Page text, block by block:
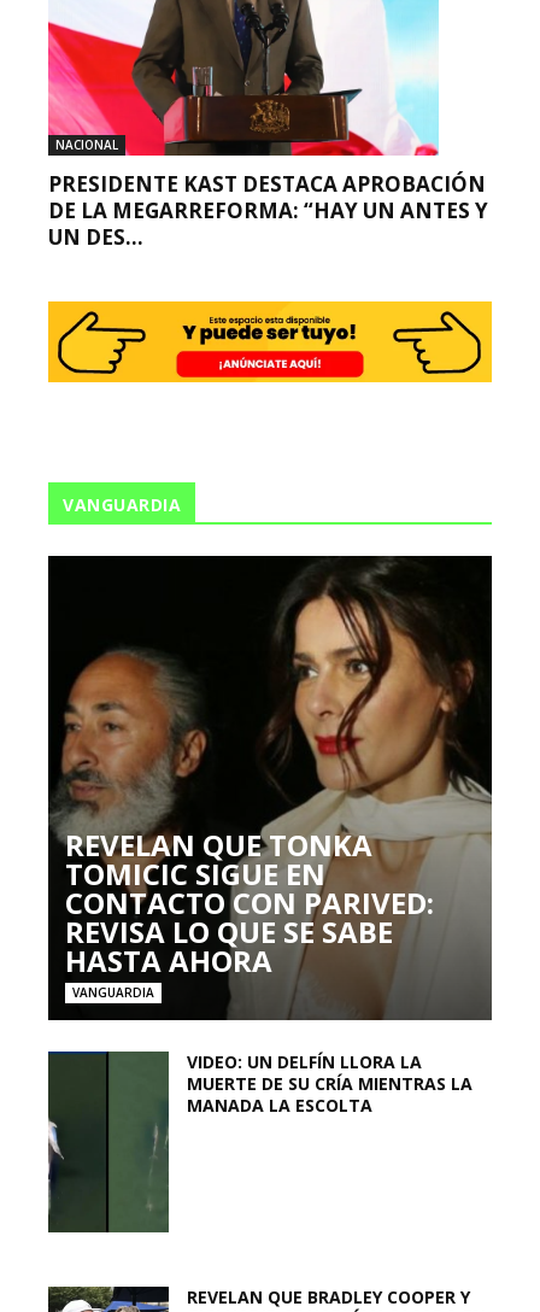
NACIONAL
PRESIDENTE KAST DESTACA APROBACIÓN
DE LA MEGARREFORMA: “HAY UN ANTES Y
UN DES...
VANGUARDIA
REVELAN QUE TONKA
TOMICIC SIGUE EN
CONTACTO CON PARIVED:
REVISA LO QUE SE SABE
HASTA AHORA
VANGUARDIA
VIDEO: UN DELFÍN LLORA LA
MUERTE DE SU CRÍA MIENTRAS LA
MANADA LA ESCOLTA
REVELAN QUE BRADLEY COOPER Y